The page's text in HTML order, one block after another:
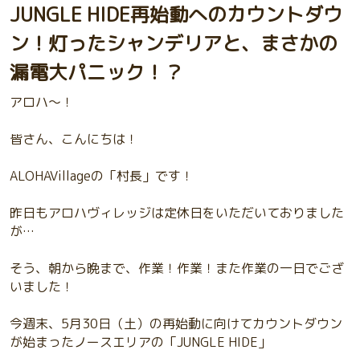
JUNGLE HIDE再始動へのカウントダウ
ン！灯ったシャンデリアと、まさかの
漏電大パニック！？
アロハ〜！
皆さん、こんにちは！
ALOHAVillageの「村長」です！
昨日もアロハヴィレッジは定休日をいただいておりました
が…
そう、朝から晩まで、作業！作業！また作業の一日でござ
いました！
今週末、5月30日（土）の再始動に向けてカウントダウン
が始まったノースエリアの「JUNGLE HIDE」